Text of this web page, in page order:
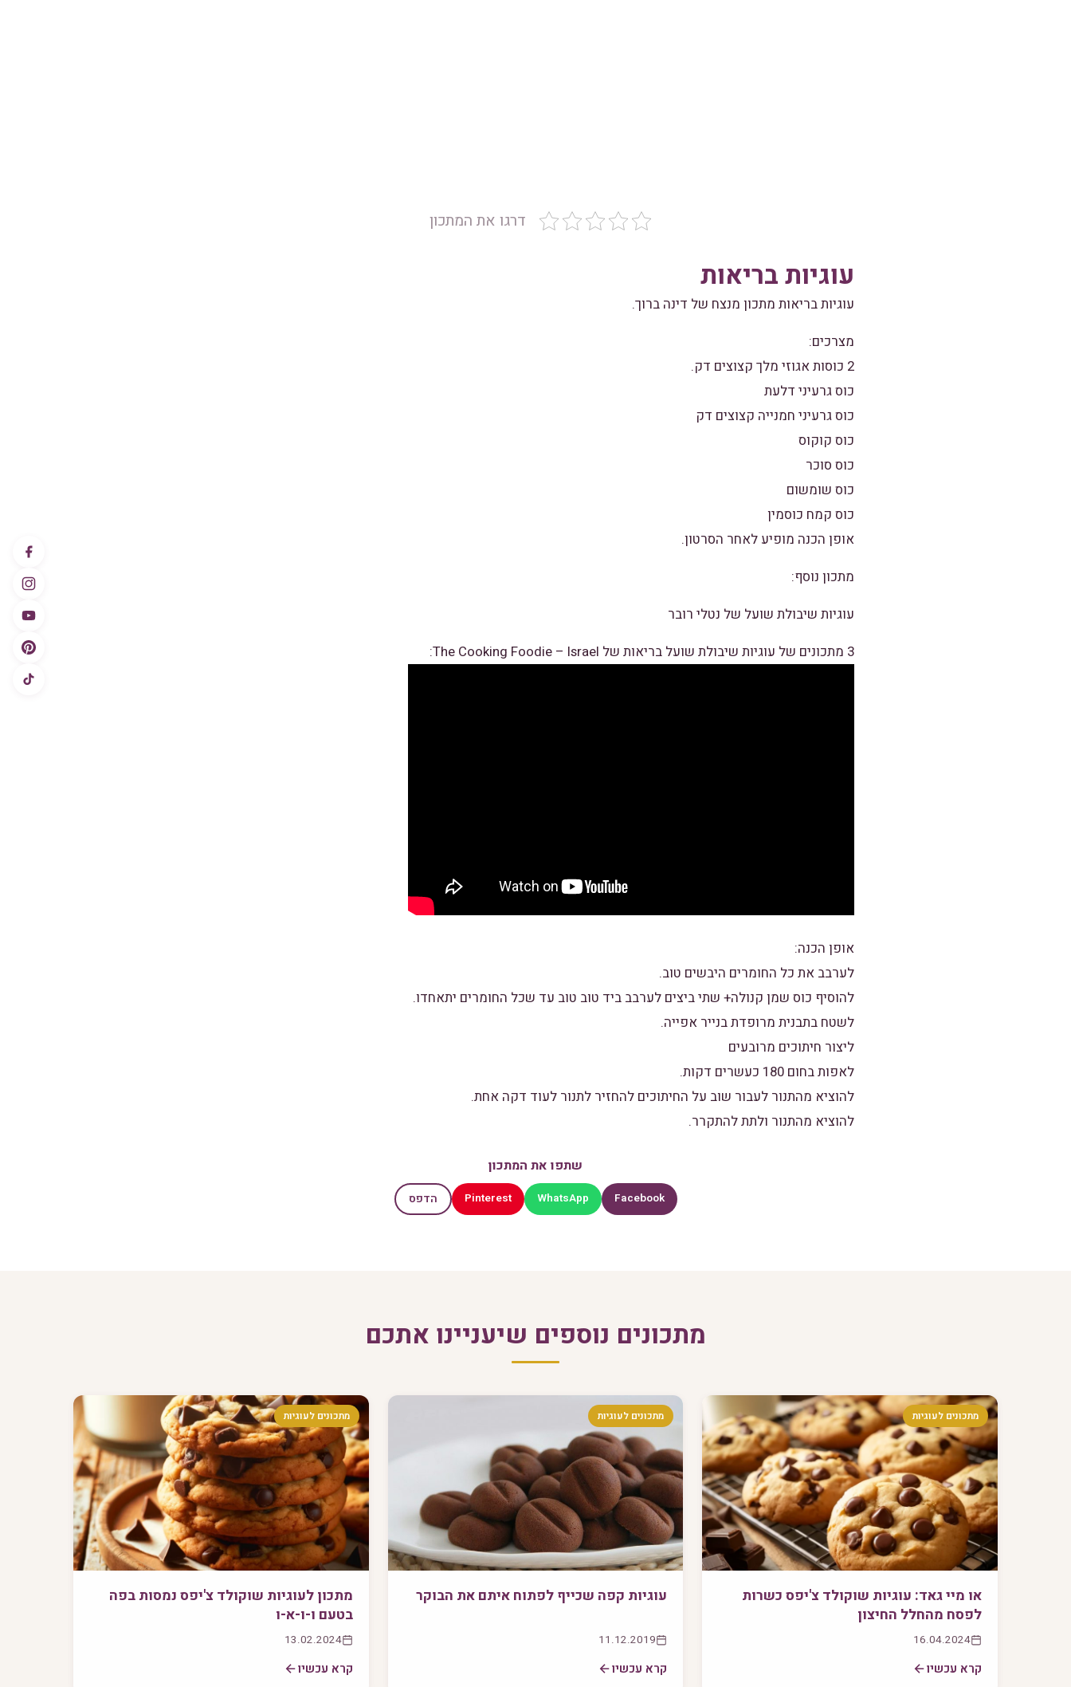
דרגו את המתכון
עוגיות בריאות
עוגיות בריאות מתכון מנצח של דינה ברוך.
מצרכים:
2 כוסות אגוזי מלך קצוצים דק.
כוס גרעיני דלעת
כוס גרעיני חמנייה קצוצים דק
כוס קוקוס
כוס סוכר
כוס שומשום
כוס קמח כוסמין
אופן הכנה מופיע לאחר הסרטון.
מתכון נוסף:
עוגיות שיבולת שועל של נטלי רובר
3 מתכונים של עוגיות שיבולת שועל בריאות של The Cooking Foodie – Israel:
אופן הכנה:
לערבב את כל החומרים היבשים טוב.
להוסיף כוס שמן קנולה+ שתי ביצים לערבב ביד טוב טוב עד שכל החומרים יתאחדו.
לשטח בתבנית מרופדת בנייר אפייה.
ליצור חיתוכים מרובעים
לאפות בחום 180 כעשרים דקות.
להוציא מהתנור לעבור שוב על החיתוכים להחזיר לתנור לעוד דקה אחת.
להוציא מהתנור ולתת להתקרר.
שתפו את המתכון
Facebook
WhatsApp
Pinterest הדפס
מתכונים נוספים שיעניינו אתכם
מתכונים לעוגיות
או מיי גאד: עוגיות שוקולד צ'יפס כשרות
לפסח מהחלל החיצון
16.04.2024
קרא עכשיו
מתכונים לעוגיות
עוגיות קפה שכייף לפתוח איתם את הבוקר
11.12.2019
קרא עכשיו
מתכונים לעוגיות
מתכון לעוגיות שוקולד צ'יפס נמסות בפה
בטעם ו-ו-א-ו
13.02.2024
קרא עכשיו